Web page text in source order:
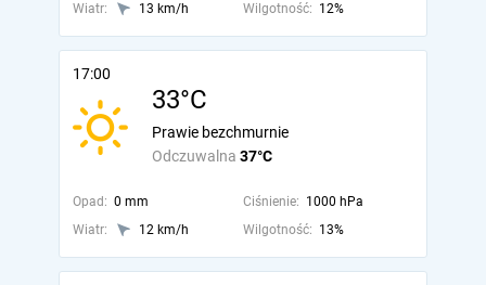
Wiatr:
13 km/h Wilgotność: 12%
17:00
33°C
Odczuwalna 37°C
Prawie bezchmurnie
Opad: 0 mm Ciśnienie: 1000 hPa
Wiatr:
12 km/h Wilgotność: 13%